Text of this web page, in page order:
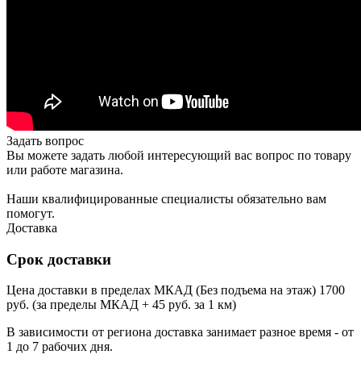
Задать вопрос
Вы можете задать любой интересующий вас вопрос по товару
или работе магазина.
Наши квалифицированные специалисты обязательно вам
помогут.
Доставка
Срок доставки
Цена доставки в пределах МКАД (Без подъема на этаж) 1700
руб. (за пределы МКАД + 45 руб. за 1 км)
В зависимости от региона доставка занимает разное время - от
1 до 7 рабочих дня.